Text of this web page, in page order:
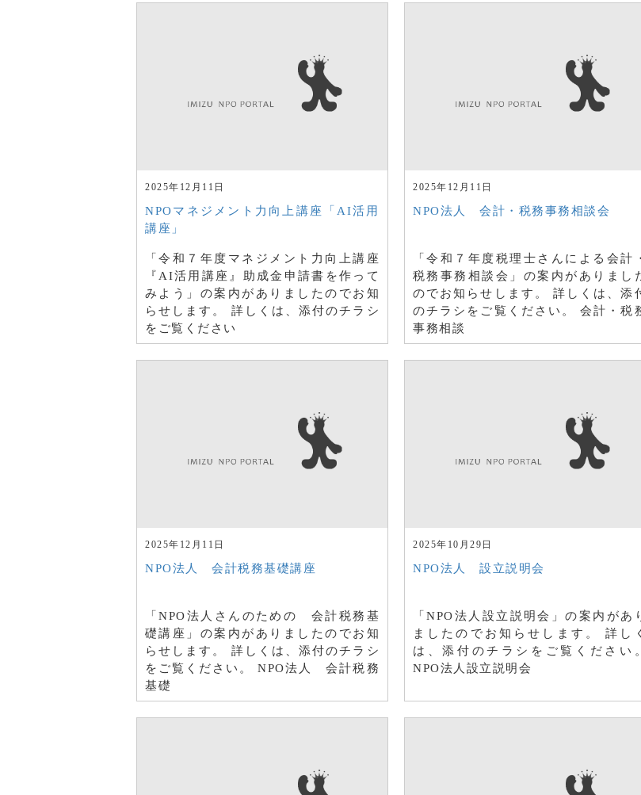
2025年12月11日
NPOマネジメント力向上講座「AI活用
講座」
「令和７年度マネジメント力向上講座
『AI活用講座』助成金申請書を作って
みよう」の案内がありましたのでお知
らせします。 詳しくは、添付のチラシ
をご覧ください
2025年12月11日
NPO法人 会計・税務事務相談会
「令和７年度税理士さんによる会計・
税務事務相談会」の案内がありまし
のでお知らせします。 詳しくは、添
のチラシをご覧ください。 会計・税
事務相談
2025年12月11日
NPO法人 会計税務基礎講座
「NPO法人さんのための 会計税務基
礎講座」の案内がありましたのでお知
らせします。 詳しくは、添付のチラシ
をご覧ください。 NPO法人 会計税務
基礎
2025年10月29日
NPO法人 設立説明会
「NPO法人設立説明会」の案内があ
ましたのでお知らせします。 詳し
は、添付のチラシをご覧ください。
NPO法人設立説明会